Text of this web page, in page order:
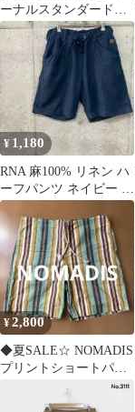
ーナルスタンダード
メンズボタニカルショ
ートパンツ
¥ 1,180
RNA 麻100% リネン ハ
ーフパンツ ネイビー ド
ローコード M
¥2,800
◆夏SALE☆ NOMADIS
プリントショートパン
ツ マルチストライプ 日